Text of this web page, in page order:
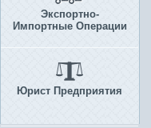
Экспортно-
Импортные Операции
Юрист Предприятия